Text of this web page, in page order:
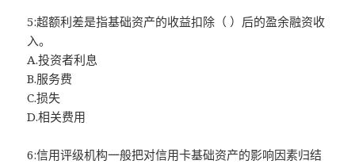
5:超额利差是指基础资产的收益扣除（ ）后的盈余融资收
入。
A.投资者利息
B.服务费
C.损失
D.相关费用
6:信用评级机构一般把对信用卡基础资产的影响因素归结